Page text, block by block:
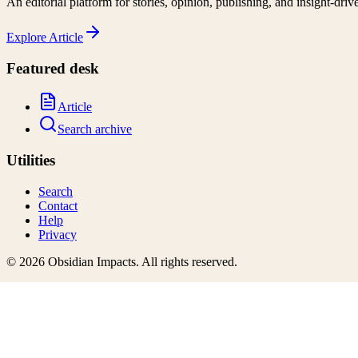
Explore Article
Featured desk
Article
Search archive
Utilities
Search
Contact
Help
Privacy
© 2026 Obsidian Impacts. All rights reserved.